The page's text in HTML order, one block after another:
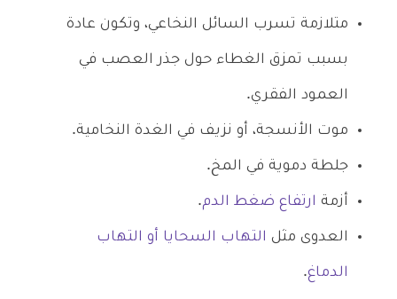
متلازمة تسرب السائل النخاعي، وتكون عادة
بسبب تمزق الغطاء حول جذر العصب في
العمود الفقري.
موت الأنسجة، أو نزيف في الغدة النخامية.
جلطة دموية في المخ.
أزمة ارتفاع ضغط الدم.
العدوى مثل التهاب السحايا أو التهاب
الدماغ.